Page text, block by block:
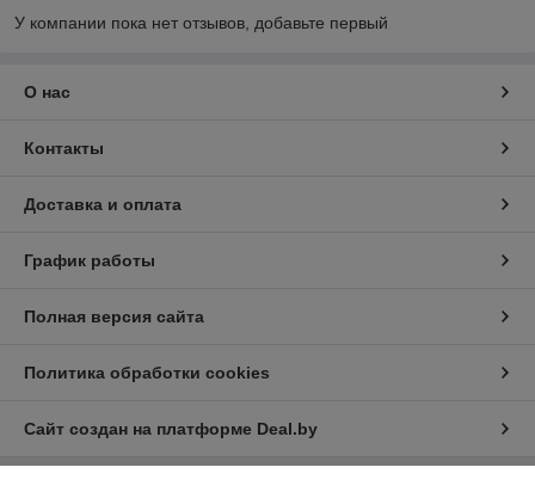
У компании пока нет отзывов, добавьте первый
О нас
Контакты
Доставка и оплата
График работы
Полная версия сайта
Политика обработки cookies
Сайт создан на платформе Deal.by